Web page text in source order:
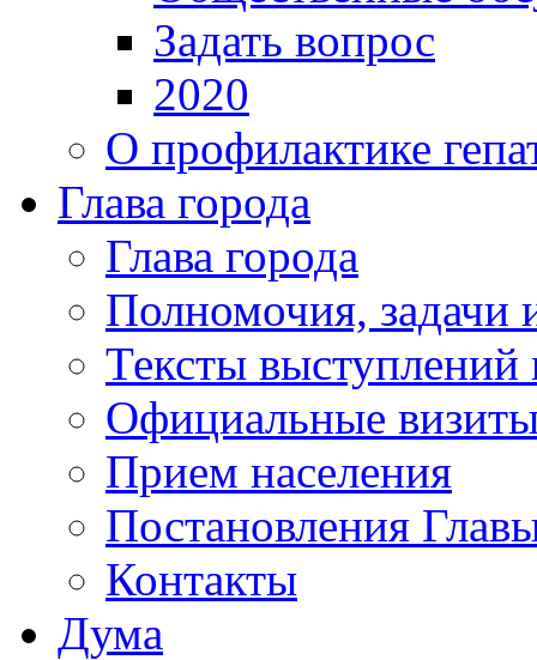
Задать вопрос
2020
О профилактике
Глава города
Глава города
Полномочия, задачи
Тексты выступлений
Официальные
Прием населения
Постановления
Контакты
Дума